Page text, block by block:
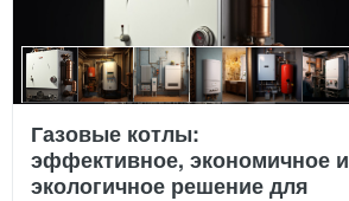
Газовые котлы:
эффективное, экономичное и
экологичное решение для